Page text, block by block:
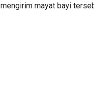
mengirim mayat bayi